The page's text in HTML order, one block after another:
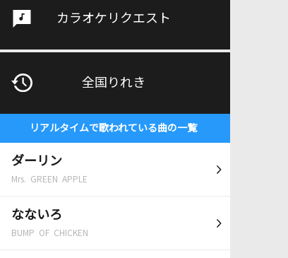
カラオケリクエスト
全国りれき
リアルタイムで歌われている曲の一覧
ダーリン
Mrs. GREEN APPLE
なないろ
BUMP OF CHICKEN